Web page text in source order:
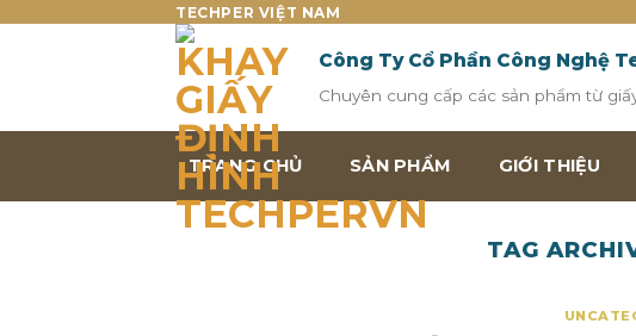
TECHPER VIỆT NAM
Công Ty Cổ Phần Công Nghệ
Chuyên cung cấp các sản phẩm từ
TRANG CHỦ SẢN PHẨM GIỚI THIỆU
TAG